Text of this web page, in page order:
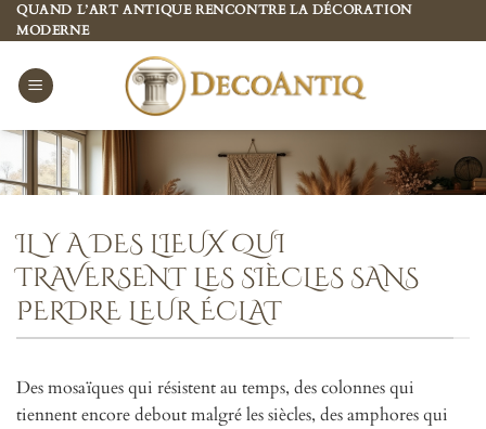
Passer
au
contenu
QUAND L’ART ANTIQUE RENCONTRE LA DÉCORATION
MODERNE
IL Y A DES LIEUX QUI
TRAVERSENT LES SIÈCLES SANS
PERDRE LEUR ÉCLAT
Des mosaïques qui résistent au temps, des colonnes qui
tiennent encore debout malgré les siècles, des amphores qui